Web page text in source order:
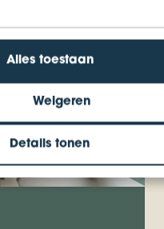
Alles toestaan
Weigeren
Details tonen